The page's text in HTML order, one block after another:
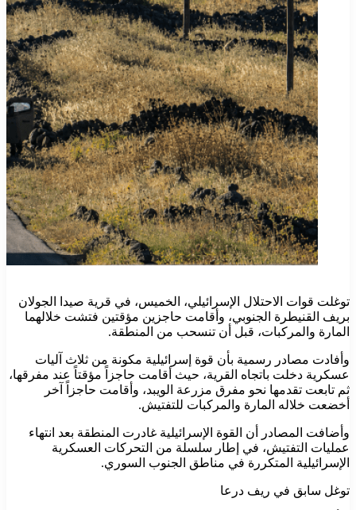
توغلت قوات الاحتلال الإسرائيلي، الخميس، في قرية صيدا الجولان
بريف القنيطرة الجنوبي، وأقامت حاجزين مؤقتين فتشت خلالهما
المارة والمركبات، قبل أن تنسحب من المنطقة.
وأفادت مصادر رسمية بأن قوة إسرائيلية مكونة من ثلاث آليات
عسكرية دخلت باتجاه القرية، حيث أقامت حاجزاً مؤقتاً عند مفرقها،
ثم تابعت تقدمها نحو مفرق مزرعة الويبد، وأقامت حاجزاً آخر
أخضعت خلاله المارة والمركبات للتفتيش.
وأضافت المصادر أن القوة الإسرائيلية غادرت المنطقة بعد انتهاء
عمليات التفتيش، في إطار سلسلة من التحركات العسكرية
الإسرائيلية المتكررة في مناطق الجنوب السوري.
توغل سابق في ريف درعا